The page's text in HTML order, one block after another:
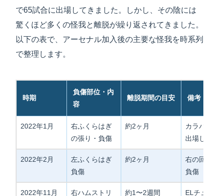
で65試合に出場してきました。しかし、その陰には
驚くほど多くの怪我と離脱が繰り返されてきました。
以下の表で、アーセナル加入後の主要な怪我を時系列
で整理します。
時期
負傷部位・内
容
離脱期間の目安 備考
2022年1月
右ふくらはぎ
の張り・負傷
約2ヶ月
カラバオ
出場し再発
2022年2月
左ふくらはぎ
負傷
約2ヶ月
右の回復
負傷
2022年11月 右ハムストリ 約1〜2週間 ELチュー